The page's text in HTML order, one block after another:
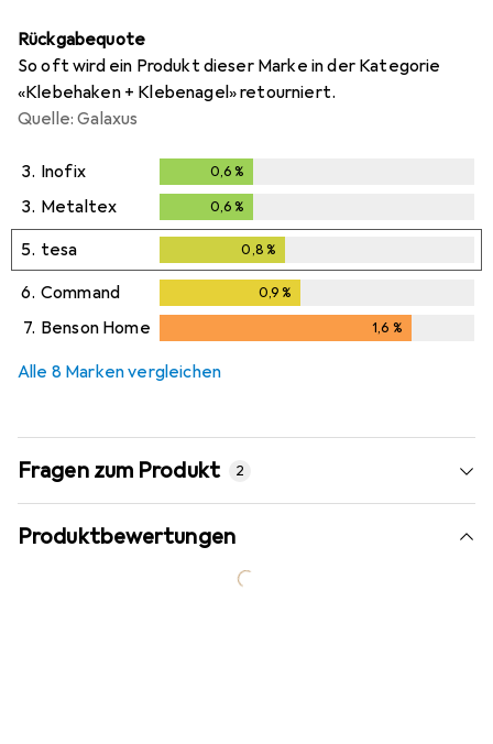
Rückgabequote
So oft wird ein Produkt dieser Marke in der Kategorie
«Klebehaken + Klebenagel» retourniert.
Quelle: Galaxus
3. Inofix 0,6 %
3. Metaltex 0,6 %
5. tesa 0,8 %
6. Command 0,9%
7. Benson Home 1,6 %
Alle 8 Marken vergleichen
Fragen zum Produkt 2
Produktbewertungen